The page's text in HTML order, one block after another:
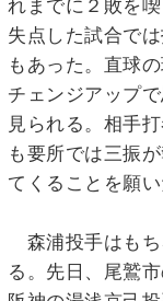
れまでに２敗を
失点した試合で
もあった。直球
チェンジアップ
見られる。相手
も要所では三振
てくることを願い
森浦投手はもち
る。先日、尾鷲